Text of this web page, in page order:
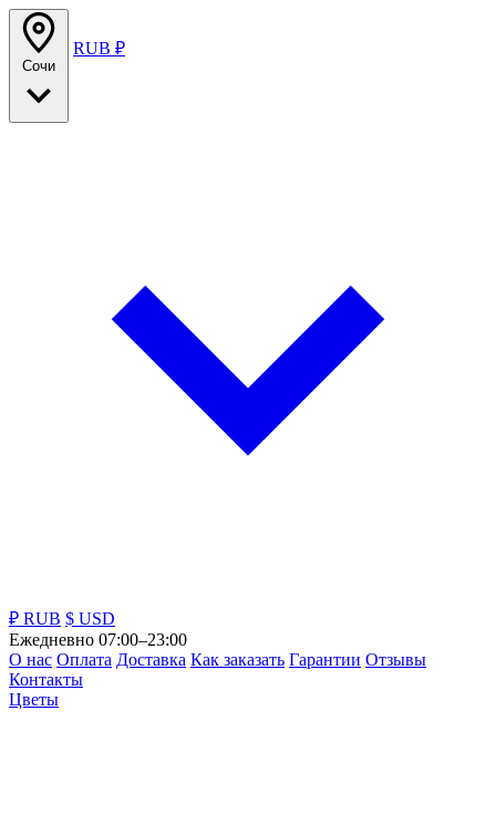
Сочи
RUB ₽
₽ RUB $ USD
Ежедневно 07:00–23:00
О нас Оплата Доставка Как заказать Гарантии Отзывы
Контакты
Цветы